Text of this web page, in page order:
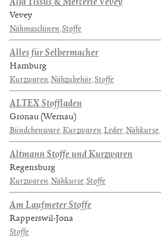
Vevey
Nähmaschinen,Stoffe
Alles für Selbermacher
Hamburg
Kurzwaren,Nähzubehör,Stoffe
ALTEX Stoffladen
Gronau (Wernau)
Bündchenware,Kurzwaren,Leder,Nähkurse,
Altmann Stoffe und Kurzwaren
Regensburg
Kurzwaren,Nähkurse,Stoffe
Am Laufmeter Stoffe
Rapperswil-Jona
Stoffe